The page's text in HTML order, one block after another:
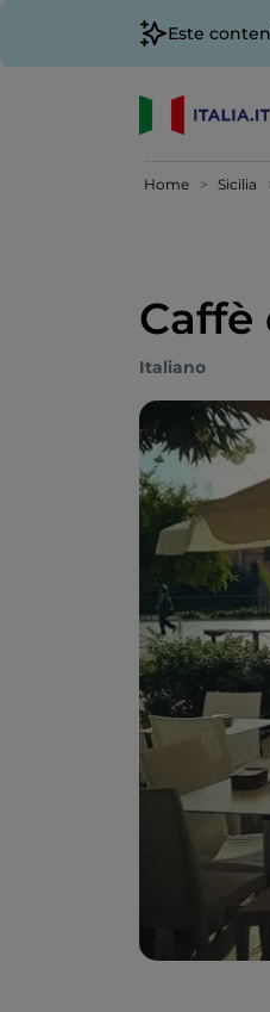
Este
Home Sicilia
Italiano